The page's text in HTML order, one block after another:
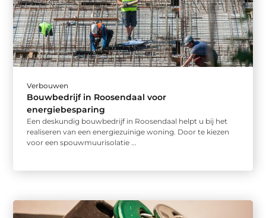
Verbouwen
Bouwbedrijf in Roosendaal voor
energiebesparing
Een deskundig bouwbedrijf in Roosendaal helpt u bij het
realiseren van een energiezuinige woning. Door te kiezen
voor een spouwmuurisolatie ...